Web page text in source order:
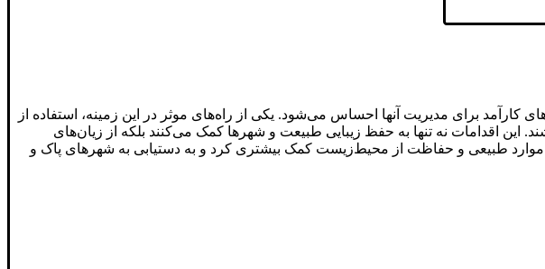
برای مدیریت آنها احساس می‌شود. یکی از راه‌های موثر در این زمینه، استفاده از
این اقدامات نه تنها به حفظ زیبایی طبیعت و شهرها کمک می‌کنند بلکه از زیان‌های
موارد طبیعی و حفاظت از محیط‌زیست کمک بیشتری کرد و به دستیابی به شهرهای پاک و